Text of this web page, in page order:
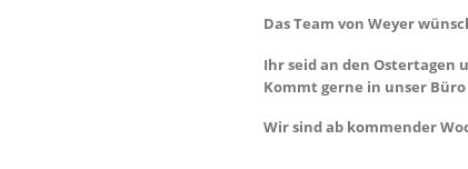
Das Team von Weyer
Ihr seid an den Ostertagen
Kommt gerne in unser
Wir sind ab kommender